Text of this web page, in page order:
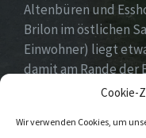
Cookie-
Wir verwenden Cookies, um
Altenbüren und
Brilon im östlichen
Einwohner) liegt
damit am Rande der
Höhe von etwa 464
Stadt Brilon und